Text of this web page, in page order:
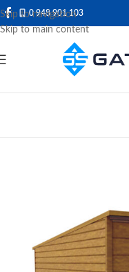
Skip to navigation
Skip to main content
0 948 901 103